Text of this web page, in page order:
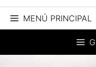
MENÚ PRINCIPAL